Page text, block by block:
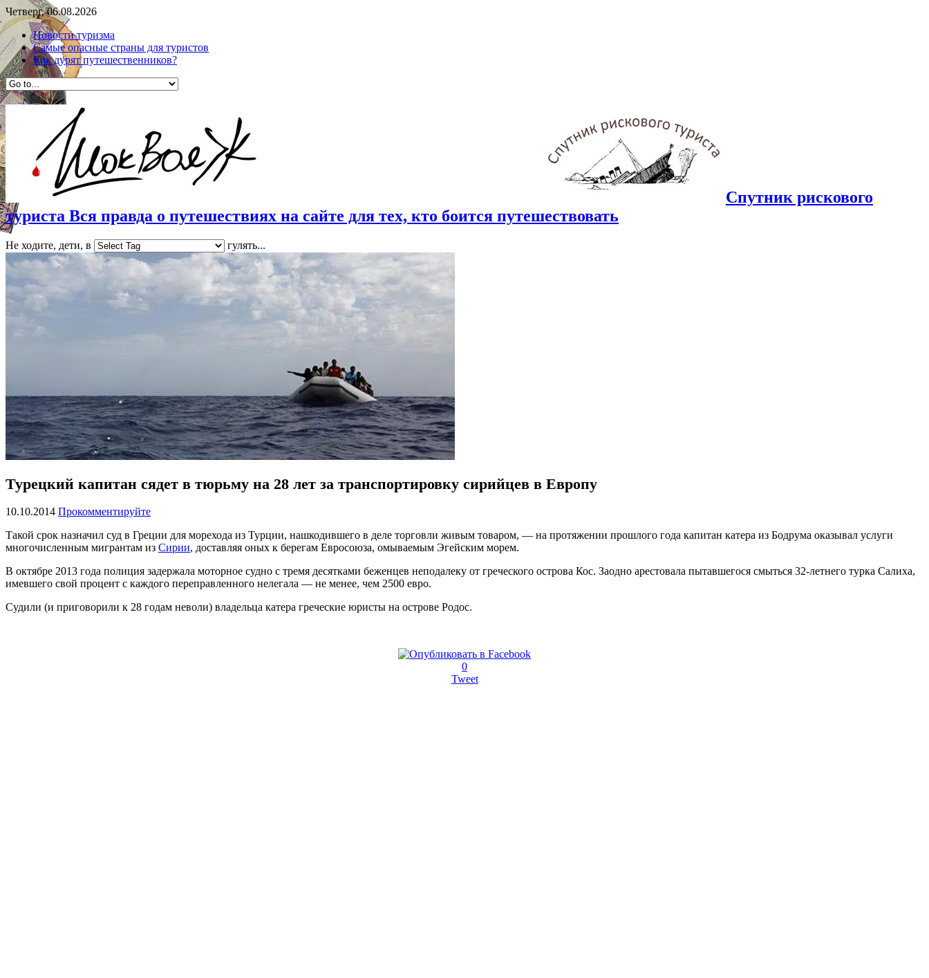
Четверг, 06.08.2026
Новости туризма
Самые опасные страны для туристов
Как дурят путешественников?
Спутник рискового
туриста Вся правда о путешествиях на сайте для тех, кто боится путешествовать
Не ходите, дети, в гулять...
Турецкий капитан сядет в тюрьму на 28 лет за транспортировку сирийцев в Европу
10.10.2014 Прокомментируйте
Такой срок назначил суд в Греции для морехода из Турции, нашкодившего в деле торговли живым товаром, — на протяжении прошлого года капитан катера из Бодрума оказывал услуги
многочисленным мигрантам из Сирии, доставляя оных к берегам Евросоюза, омываемым Эгейским морем.
В октябре 2013 года полиция задержала моторное судно с тремя десятками беженцев неподалеку от греческого острова Кос. Заодно арестовала пытавшегося смыться 32-летнего турка Салиха,
имевшего свой процент с каждого переправленного нелегала — не менее, чем 2500 евро.
Судили (и приговорили к 28 годам неволи) владельца катера греческие юристы на острове Родос.
0
Tweet